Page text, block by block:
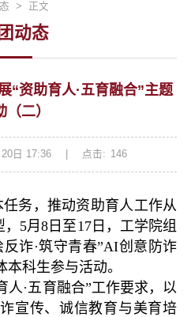
> 正文
动态
“资助育人·五育融合”主题
（二）
日 17:36 点击: 146
务，推动资助育人工作从
5月8日至17日，工学院组
诈·筑守青春”AI创意防诈
科生参与活动。
人·五育融合”工作要求，以
宣传、诚信教育与美育培